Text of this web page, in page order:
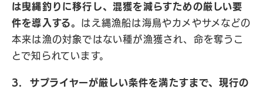
は曳縄釣りに移行し、混獲を減らすための厳しい要
件を導入する。 はえ縄漁船は海鳥やカメやサメなどの
本来は漁の対象ではない種が漁獲され、命を奪うこ
とで知られています。
3. サプライヤーが厳しい条件を満たすまで、現行の